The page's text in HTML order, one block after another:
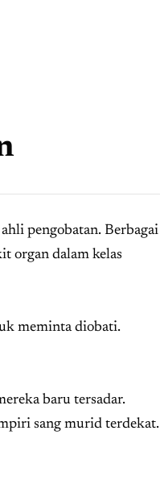
pengobatan. Berbagai
organ dalam kelas
meminta diobati.
baru tersadar.
sang murid terdekat.